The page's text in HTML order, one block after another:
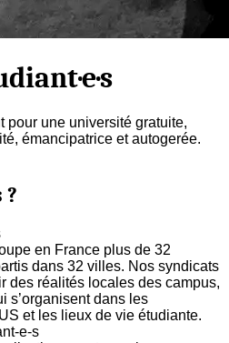
pour une université gratuite,
émancipatrice et autogerée.
?
en France plus de 32
dans 32 villes. Nos syndicats
des réalités locales des campus,
s’organisent dans les
et les lieux de vie étudiante.
e-s